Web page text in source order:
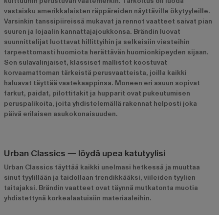
vastaisku amerikkalaisten räppäreiden näyttäville ökytyyleille.
Varsinkin tanssipiireissä mukavat ja rennot vaatteet saivat pian
suuren ja lojaalin kannattajajoukkonsa. Brändin luovat
suunnittelijat luottavat hillittyihin ja selkeisiin viesteihin
tarpeettomasti huomiota herättävän huomionkipeyden sijaan.
Sen sulavalinjaiset, klassiset mallistot koostuvat
korvaamattoman tärkeistä perusvaatteista, joilla kaikki
haluavat täyttää vaatekaappinsa. Moneen eri asuun sopivat
farkut, paidat, pilottitakit ja hupparit ovat pukeutumisen
peruspalikoita, joita yhdistelemällä rakennat helposti joka
päivä erilaisen asukokonaisuuden.
Urban Classics ― löydä upea katutyylisi
Urban Classics täyttää kaikki unelmasi hetkessä ja muuttaa
sinut tyylillään ja taidollaan trendikkääksi, viileiden tyylien
taitajaksi. Brändin vaatteet ovat täynnä mutkatonta muotia
yhdistettynä korkealaatuisiin materiaaleihin.